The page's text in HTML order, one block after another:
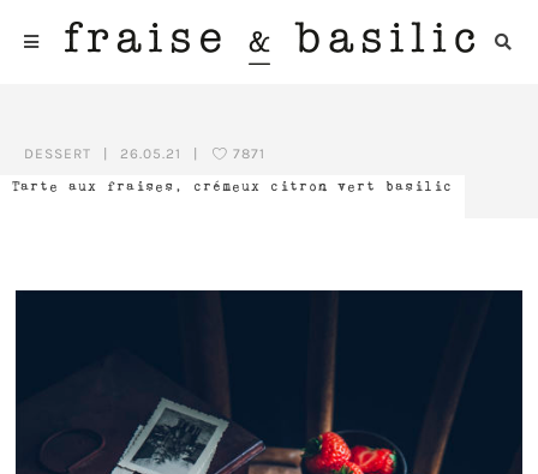
Tarte aux fraises, crémeux citron vert basilic
DESSERT 26.05.21 7871